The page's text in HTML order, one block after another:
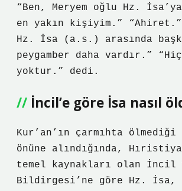
“Ben, Meryem oğlu Hz.
en yakın kişiyim.” “Ahiret.”
Hz. İsa (a.s.) arasında
peygamber daha vardır.”
yoktur.” dedi.
İncil’e göre İsa nasıl
Kur’an’ın çarmıhta
önüne alındığında,
temel kaynakları olan İncil
Bildirgesi’ne göre Hz. İsa,